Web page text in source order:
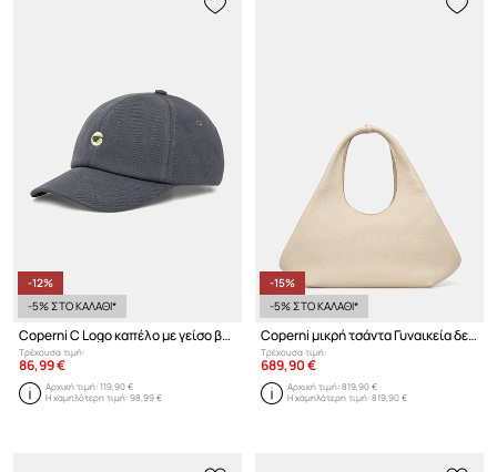
-12%
-5% ΣΤΟ ΚΑΛΑΘΙ*
Coperni C Logo καπέλο με γείσο βαμβακερό
Τρέχουσα τιμή:
86,99 €
Αρχική τιμή:119,90 €
Η χαμηλότερη τιμή:98,99 €
-15%
-5% ΣΤΟ ΚΑΛΑΘΙ*
Coperni μικρή τσάντα Γυναικεία δερμάτινη
Τρέχουσα τιμή:
689,90 €
Αρχική τιμή:819,90 €
Η χαμηλότερη τιμή:819,90 €